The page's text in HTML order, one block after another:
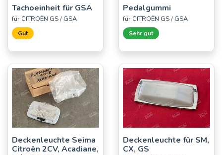
Tachoeinheit für GSA
für CITROËN GS / GSA
Gut
Pedalgummi
für CITROËN GS / GSA
Sehr gut
Deckenleuchte Seima
Citroën 2CV, Acadiane,
Deckenleuchte für SM,
CX, GS